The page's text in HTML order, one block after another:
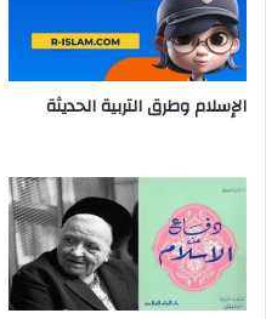
الإسلام وطرق التربية الحديثة